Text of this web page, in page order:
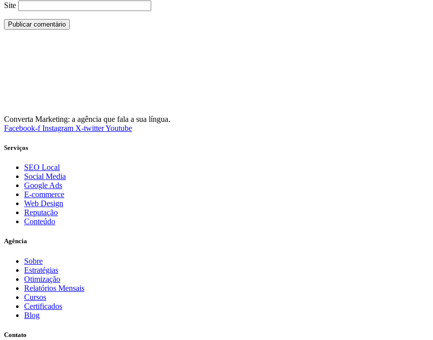
Site
Converta Marketing: a agência que fala a sua língua.
Facebook-f Instagram X-twitterYoutube
Serviços
SEO Local
Social Media
Google Ads
E-commerce
Web Design
Reputação
Conteúdo
Agência
Sobre
Estratégias
Otimização
Relatórios Mensais
Cursos
Certificados
Blog
Contato